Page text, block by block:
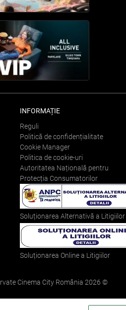
INFORMAȚIE
Reguli
Politică de confidențialitate
Cookie Manager
Politica de cookie-uri
Autoritatea Națională pentru
Protecția Consumatorilor
Soluționarea Alternativă a Litigiilor
Soluționarea Online a Litigiilor
Cinema City România 2026 ©